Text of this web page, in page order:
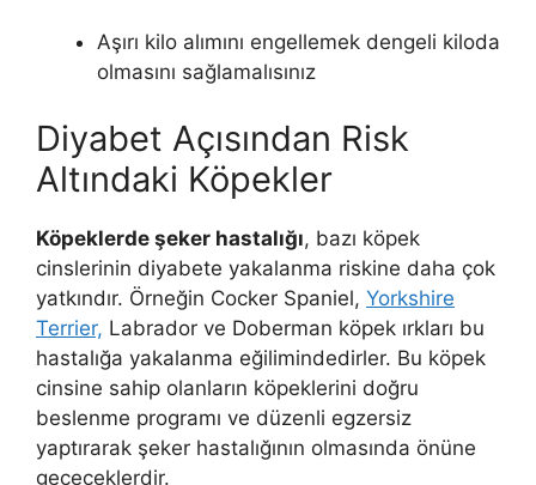
Aşırı kilo alımını engellemek dengeli kiloda
olmasını sağlamalısınız
Diyabet Açısından Risk
Altındaki Köpekler
Köpeklerde şeker hastalığı, bazı köpek
cinslerinin diyabete yakalanma riskine daha çok
yatkındır. Örneğin Cocker Spaniel, Yorkshire
Terrier, Labrador ve Doberman köpek ırkları bu
hastalığa yakalanma eğilimindedirler. Bu köpek
cinsine sahip olanların köpeklerini doğru
beslenme programı ve düzenli egzersiz
yaptırarak şeker hastalığının olmasında önüne
geçeceklerdir.